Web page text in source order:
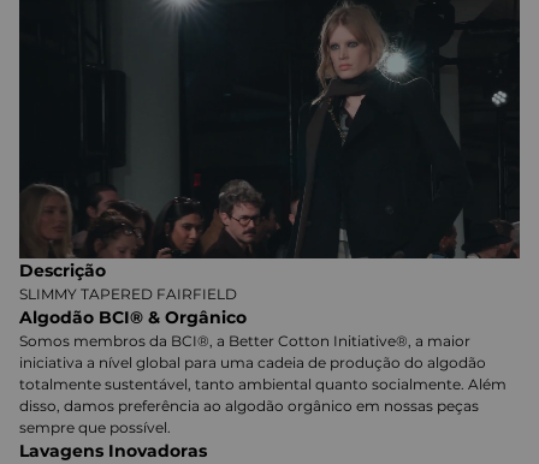
Descrição
SLIMMY TAPERED FAIRFIELD
Algodão BCI® & Orgânico
Somos membros da BCI®, a Better Cotton Initiative®, a maior
iniciativa a nível global para uma cadeia de produção do algodão
totalmente sustentável, tanto ambiental quanto socialmente. Além
disso, damos preferência ao algodão orgânico em nossas peças
sempre que possível.
Lavagens Inovadoras